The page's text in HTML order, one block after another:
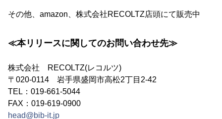
その他、amazon、株式会社RECOLTZ店頭にて販売中
≪本リリースに関してのお問い合わせ先≫
株式会社 RECOLTZ(レコルツ)
〒020-0114 岩手県盛岡市高松2丁目2-42
TEL：019-661-5044
FAX：019-619-0900
head@bib-it.jp